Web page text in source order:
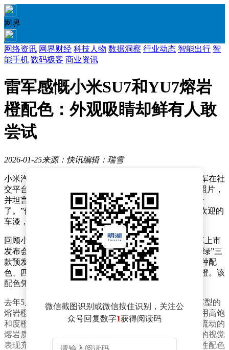
网界
网络资讯 网界财经 科技人物 数据洞察 行业动态 智能出行 智
能手机 数码极客 商业资讯
雷军感慨小米SU7和YU7熔岩
橙配色：外观吸睛却鲜有人敢
尝试
2026-01-25来源：快讯编辑：瑞雪
小米汽车近日因一款特殊车漆引发关注。小米创办人雷军在社
交平台转发博主@野生11拍摄的小米YU7“熔岩橙”实车照片，
并坦言：“熔岩橙确实很帅，但敢选这个颜色的用户太少
了。”他还在评论区补充道：“设计一款既好看又受大众欢迎的
车漆，难度远超预期。”
回顾小米汽车配色发展历程，2024年3月28日的小米汽车上市
发布会上，雷军曾宣布SU7车型在“海湾蓝、雅灰、橄榄绿”三
款预发布配色基础上，新增六种配色方案，最终形成九种配
色、四种风格的完整矩阵，其中就包含备受瞩目的熔岩橙。该
配色凭借鲜明的视觉冲击力，在发布初期即引发讨论。
去年5月，小米汽车官方曾通过壁纸形式提前展示YU7车型的
熔岩橙车漆效果。从当时发布的视觉素材可见，这种采用高饱
和度橙色与金属颗粒结合的工艺，在光线照射下呈现出流动的
熔岩质感。不过雷军此次透露，尽管设计团队对熔岩橙的视觉
表现充满信心，但实际市场反馈显示，消费者对这类个性配色
微信截图识别或微信按住识别，关注公
众号回复数字1获得阅读码